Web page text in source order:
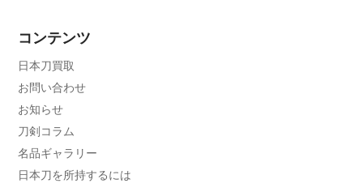
コンテンツ
日本刀買取
お問い合わせ
お知らせ
刀剣コラム
名品ギャラリー
日本刀を所持するには